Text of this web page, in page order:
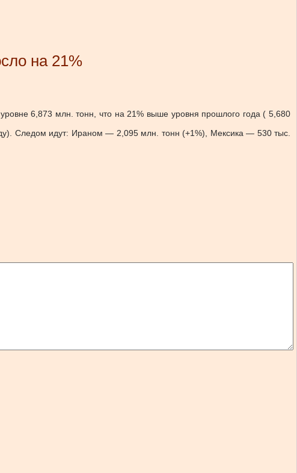
на 21%
6,873 млн. тонн, что на 21% выше уровня прошлого года ( 5,680
Следом идут: Ираном — 2,095 млн. тонн (+1%), Мексика — 530 тыс.